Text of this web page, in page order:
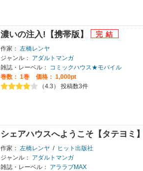
濃いの注入!【携帯版】
作家： 左橋レンヤ
ジャンル：
アダルトマンガ
雑誌・レーベル：
コミックハウス★モバイル
巻数： 1巻
価格： 1,000pt
（4.3） 投稿数3件
シェアハウスへようこそ【タテヨミ】
作家： 左橋レンヤ /
ヒット出版社
ジャンル：
アダルトマンガ
雑誌・レーベル：
アララブMAX